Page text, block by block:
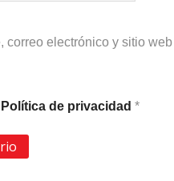
correo electrónico y sitio
Política de privacidad *